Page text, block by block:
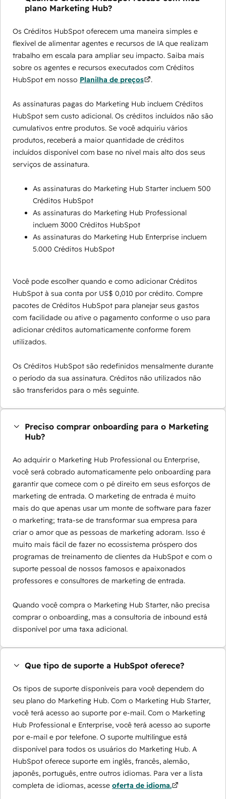
plano Marketing Hub?
Os Créditos HubSpot oferecem uma maneira simples e
flexível de alimentar agentes e recursos de IA que realizam
trabalho em escala para ampliar seu impacto. Saiba mais
sobre os agentes e recursos executados com Créditos
HubSpot em nosso Planilha de preços .
As assinaturas pagas do Marketing Hub incluem Créditos
HubSpot sem custo adicional. Os créditos incluídos não são
cumulativos entre produtos. Se você adquiriu vários
produtos, receberá a maior quantidade de créditos
incluídos disponível com base no nível mais alto dos seus
serviços de assinatura.
As assinaturas do Marketing Hub Starter incluem 500
Créditos HubSpot
As assinaturas do Marketing Hub Professional
incluem 3000 Créditos HubSpot
As assinaturas do Marketing Hub Enterprise incluem
5.000 Créditos HubSpot
Você pode escolher quando e como adicionar Créditos
HubSpot à sua conta por US$ 0,010 por crédito. Compre
pacotes de Créditos HubSpot para planejar seus gastos
com facilidade ou ative o pagamento conforme o uso para
adicionar créditos automaticamente conforme forem
utilizados.
Os Créditos HubSpot são redefinidos mensalmente durante
o período da sua assinatura. Créditos não utilizados não
são transferidos para o mês seguinte.
Preciso comprar onboarding para o Marketing
Hub?
Ao adquirir o Marketing Hub Professional ou Enterprise,
você será cobrado automaticamente pelo onboarding para
garantir que comece com o pé direito em seus esforços de
marketing de entrada. O marketing de entrada é muito
mais do que apenas usar um monte de software para fazer
o marketing; trata-se de transformar sua empresa para
criar o amor que as pessoas de marketing adoram. Isso é
muito mais fácil de fazer no ecossistema próspero dos
programas de treinamento de clientes da HubSpot e com o
suporte pessoal de nossos famosos e apaixonados
professores e consultores de marketing de entrada.
Quando você compra o Marketing Hub Starter, não precisa
comprar o onboarding, mas a consultoria de inbound está
disponível por uma taxa adicional.
Que tipo de suporte a HubSpot oferece?
Os tipos de suporte disponíveis para você dependem do
seu plano do Marketing Hub. Com o Marketing Hub Starter,
você terá acesso ao suporte por e-mail. Com o Marketing
Hub Professional e Enterprise, você terá acesso ao suporte
por e-mail e por telefone. O suporte multilíngue está
disponível para todos os usuários do Marketing Hub. A
HubSpot oferece suporte em inglês, francês, alemão,
japonês, português, entre outros idiomas. Para ver a lista
completa de idiomas, acesse oferta de idioma.